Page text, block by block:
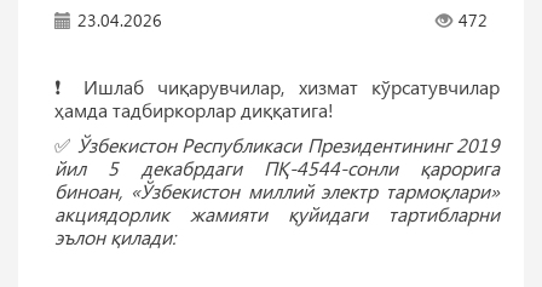
23.04.2026 472
❗️ Ишлаб чиқарувчилар, хизмат кўрсатувчилар
ҳамда тадбиркорлар диққатига!
✅ Ўзбекистон Республикаси Президентининг 2019
йил 5 декабрдаги ПҚ-4544-сонли қарорига
биноан, «Ўзбекистон миллий электр тармоқлари»
акциядорлик жамияти қуйидаги тартибларни
эълон қилади: